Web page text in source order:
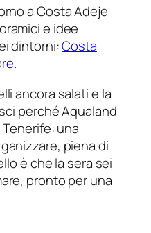
a Costa Adeje
e idee
dintorni:Costa
.
ancora salati e la
perché Aqualand
una
piena di
è che la sera sei
pronto per una